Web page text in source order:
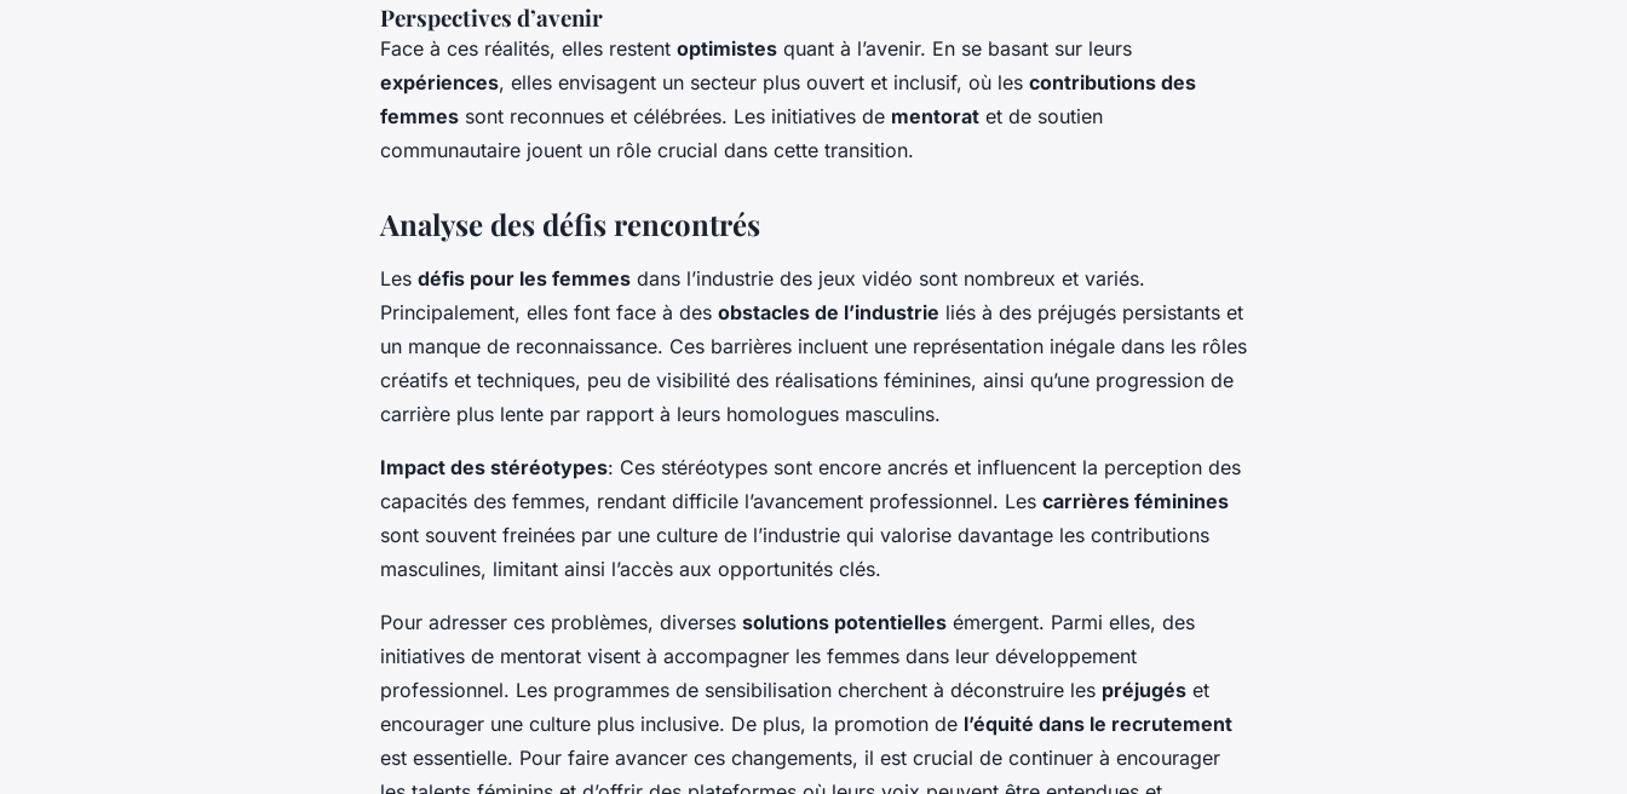
Perspectives d’avenir
Face à ces réalités, elles restent optimistes quant à l’avenir. En se basant sur leurs
expériences, elles envisagent un secteur plus ouvert et inclusif, où les contributions des
femmes sont reconnues et célébrées. Les initiatives de mentorat et de soutien
communautaire jouent un rôle crucial dans cette transition.
Analyse des défis rencontrés
Les défis pour les femmes dans l’industrie des jeux vidéo sont nombreux et variés.
Principalement, elles font face à des obstacles de l’industrie liés à des préjugés persistants et
un manque de reconnaissance. Ces barrières incluent une représentation inégale dans les rôles
créatifs et techniques, peu de visibilité des réalisations féminines, ainsi qu’une progression de
carrière plus lente par rapport à leurs homologues masculins.
Impact des stéréotypes: Ces stéréotypes sont encore ancrés et influencent la perception des
capacités des femmes, rendant difficile l’avancement professionnel. Les carrières féminines
sont souvent freinées par une culture de l’industrie qui valorise davantage les contributions
masculines, limitant ainsi l’accès aux opportunités clés.
Pour adresser ces problèmes, diverses solutions potentielles émergent. Parmi elles, des
initiatives de mentorat visent à accompagner les femmes dans leur développement
professionnel. Les programmes de sensibilisation cherchent à déconstruire les préjugés et
encourager une culture plus inclusive. De plus, la promotion de l’équité dans le recrutement
est essentielle. Pour faire avancer ces changements, il est crucial de continuer à encourager